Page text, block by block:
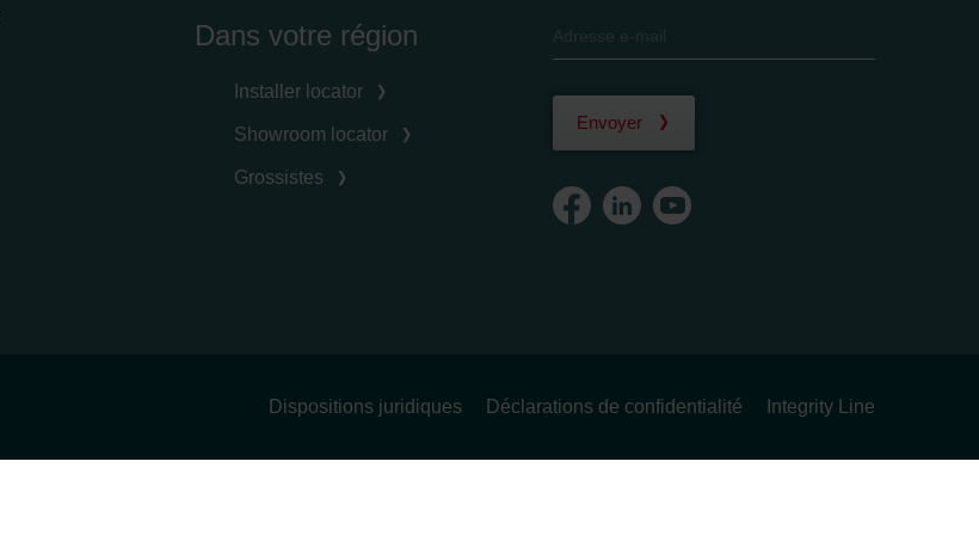
Dans votre région
Installer locator
Showroom locator
Grossistes
Envoyer
Dispositions juridiques Déclarations de confidentialité Integrity Line